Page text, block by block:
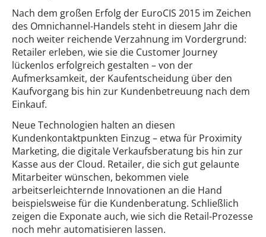
Nach dem großen Erfolg der EuroCIS 2015 im Zeichen
des Omnichannel-Handels steht in diesem Jahr die
noch weiter reichende Verzahnung im Vordergrund:
Retailer erleben, wie sie die Customer Journey
lückenlos erfolgreich gestalten – von der
Aufmerksamkeit, der Kaufentscheidung über den
Kaufvorgang bis hin zur Kundenbetreuung nach dem
Einkauf.
Neue Technologien halten an diesen
Kundenkontaktpunkten Einzug – etwa für Proximity
Marketing, die digitale Verkaufsberatung bis hin zur
Kasse aus der Cloud. Retailer, die sich gut gelaunte
Mitarbeiter wünschen, bekommen viele
arbeitserleichternde Innovationen an die Hand
beispielsweise für die Kundenberatung. Schließlich
zeigen die Exponate auch, wie sich die Retail-Prozesse
noch mehr automatisieren lassen.